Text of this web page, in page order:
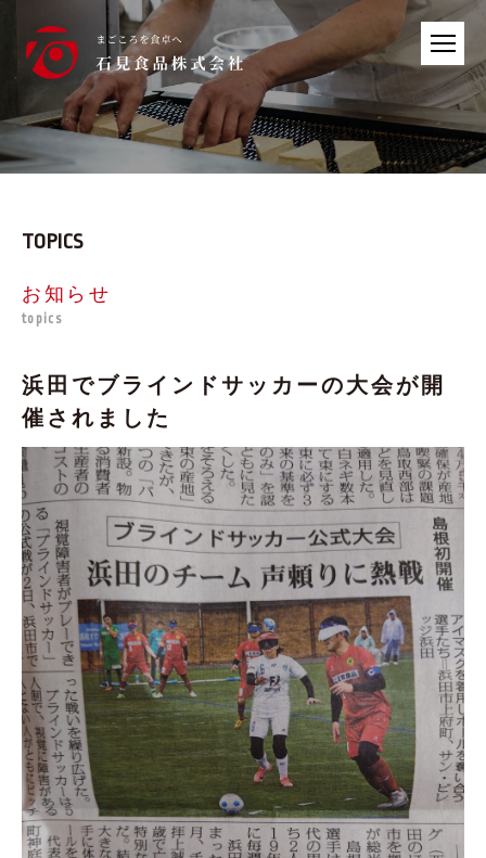
TOPICS
お知らせ
topics
浜田でブラインドサッカーの大会が開
催されました